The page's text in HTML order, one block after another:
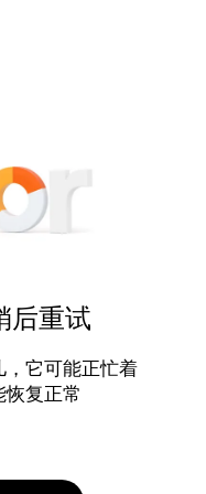
后重试
它可能正忙着
恢复正常